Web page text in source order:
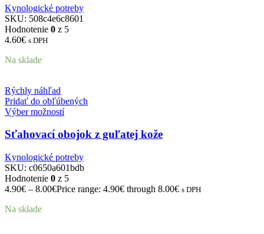
Kynologické potreby
SKU: 508c4e6c8601
Hodnotenie 0 z 5
4.60€ s DPH
Na sklade
Rýchly náhľad
Pridať do obľúbených
Výber možností
Sťahovací obojok z guľatej kože
Kynologické potreby
SKU: c0650a601bdb
Hodnotenie 0 z 5
4.90€ – 8.00€Price range: 4.90€ through 8.00€ s DPH
Na sklade